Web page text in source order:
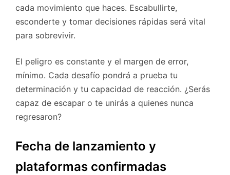
cada movimiento que haces. Escabullirte,
esconderte y tomar decisiones rápidas será vital
para sobrevivir.
El peligro es constante y el margen de error,
mínimo. Cada desafío pondrá a prueba tu
determinación y tu capacidad de reacción. ¿Serás
capaz de escapar o te unirás a quienes nunca
regresaron?
Fecha de lanzamiento y
plataformas confirmadas